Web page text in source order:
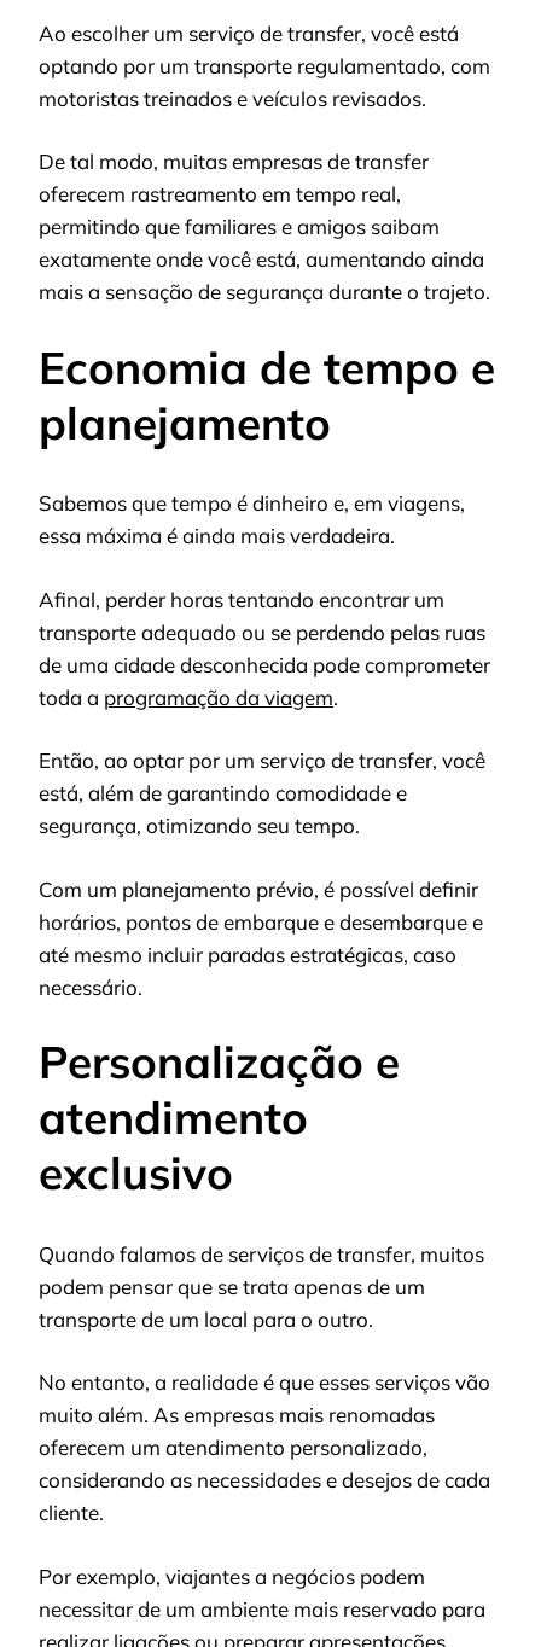
Ao escolher um serviço de transfer, você está
optando por um transporte regulamentado, com
motoristas treinados e veículos revisados.
De tal modo, muitas empresas de transfer
oferecem rastreamento em tempo real,
permitindo que familiares e amigos saibam
exatamente onde você está, aumentando ainda
mais a sensação de segurança durante o trajeto.
Economia de tempo e
planejamento
Sabemos que tempo é dinheiro e, em viagens,
essa máxima é ainda mais verdadeira.
Afinal, perder horas tentando encontrar um
transporte adequado ou se perdendo pelas ruas
de uma cidade desconhecida pode comprometer
toda a programação da viagem.
Então, ao optar por um serviço de transfer, você
está, além de garantindo comodidade e
segurança, otimizando seu tempo.
Com um planejamento prévio, é possível definir
horários, pontos de embarque e desembarque e
até mesmo incluir paradas estratégicas, caso
necessário.
Personalização e
atendimento
exclusivo
Quando falamos de serviços de transfer, muitos
podem pensar que se trata apenas de um
transporte de um local para o outro.
No entanto, a realidade é que esses serviços vão
muito além. As empresas mais renomadas
oferecem um atendimento personalizado,
considerando as necessidades e desejos de cada
cliente.
Por exemplo, viajantes a negócios podem
necessitar de um ambiente mais reservado para
realizar ligações ou preparar apresentações